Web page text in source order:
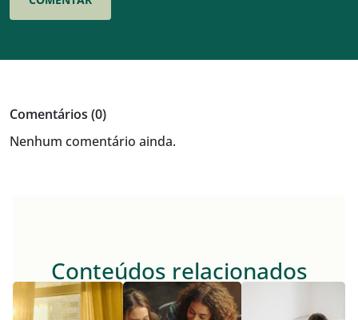
Comentários (0)
Nenhum comentário ainda.
Conteúdos relacionados